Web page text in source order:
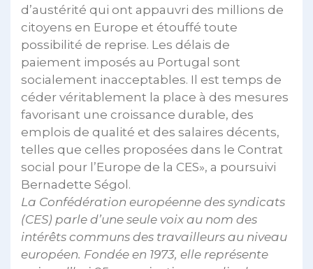
d’austérité qui ont appauvri des millions de
citoyens en Europe et étouffé toute
possibilité de reprise. Les délais de
paiement imposés au Portugal sont
socialement inacceptables. Il est temps de
céder véritablement la place à des mesures
favorisant une croissance durable, des
emplois de qualité et des salaires décents,
telles que celles proposées dans le Contrat
social pour l’Europe de la CES», a poursuivi
Bernadette Ségol.
La Confédération européenne des syndicats
(CES) parle d’une seule voix au nom des
intérêts communs des travailleurs au niveau
européen. Fondée en 1973, elle représente